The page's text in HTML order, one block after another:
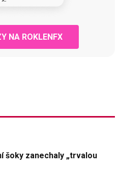
NA ROKLENFX
šoky zanechaly „trvalou